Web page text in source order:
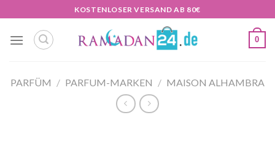
Inhalt
springen
KOSTENLOSER VERSAND AB 80€
0
PARFÜM / PARFUM-MARKEN / MAISON ALHAMBRA